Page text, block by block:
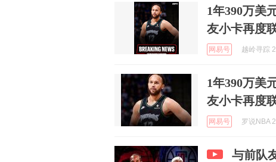
1年390万美
友小卡再度
网易号 越岭寻踪
1年390万美
友小卡再度
网易号 罗说NBA
与前队